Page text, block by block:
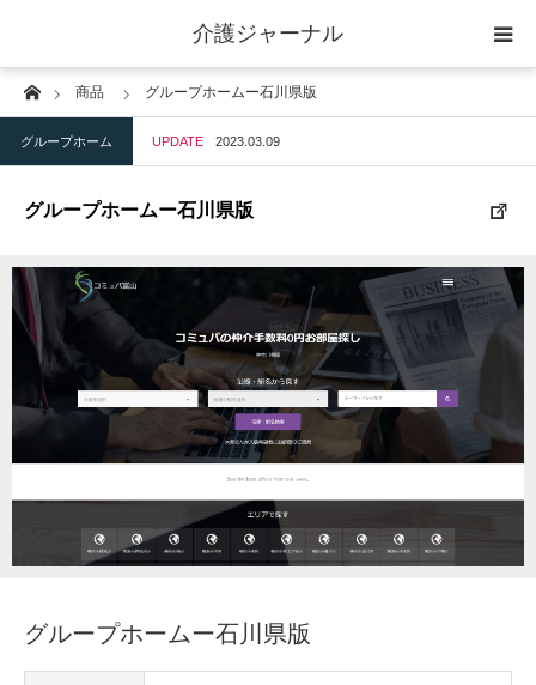
介護ジャーナル
Home商品 グループホームー石川県版
グループホーム UPDATE 2023.03.09
グループホームー石川県版
グループホームー石川県版
ケアプラン作成
訪問
短期入所
訪問＋通い＋宿泊
施設
地域密着型小規模施設
住宅改修